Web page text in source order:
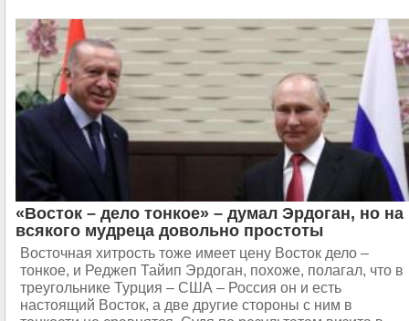
«Восток – дело тонкое» – думал Эрдоган, но на
всякого мудреца довольно простоты
Восточная хитрость тоже имеет цену Восток дело –
тонкое, и Реджеп Тайип Эрдоган, похоже, полагал, что в
треугольнике Турция – США – Россия он и есть
настоящий Восток, а две другие стороны с ним в